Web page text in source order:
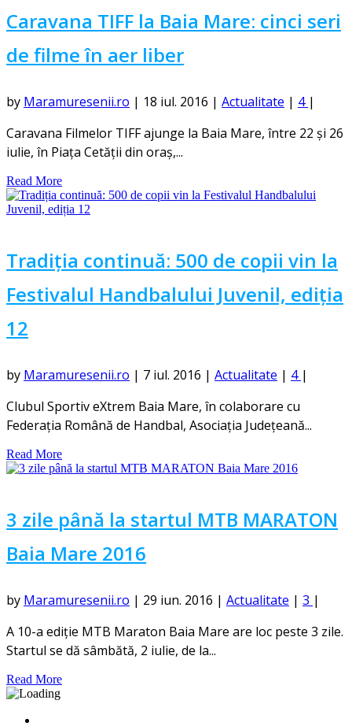
Caravana TIFF la Baia Mare: cinci seri
de filme în aer liber
by Maramuresenii.ro | 18 iul. 2016 | Actualitate | 4 |
Caravana Filmelor TIFF ajunge la Baia Mare, între 22 și 26
iulie, în Piața Cetății din oraș,...
Read More
Tradiția continuă: 500 de copii vin la
Festivalul Handbalului Juvenil, ediția
12
by Maramuresenii.ro | 7 iul. 2016 | Actualitate | 4 |
Clubul Sportiv eXtrem Baia Mare, în colaborare cu
Federația Română de Handbal, Asociația Județeană...
Read More
3 zile până la startul MTB MARATON
Baia Mare 2016
by Maramuresenii.ro | 29 iun. 2016 | Actualitate | 3 |
A 10-a ediție MTB Maraton Baia Mare are loc peste 3 zile.
Startul se dă sâmbătă, 2 iulie, de la...
Read More